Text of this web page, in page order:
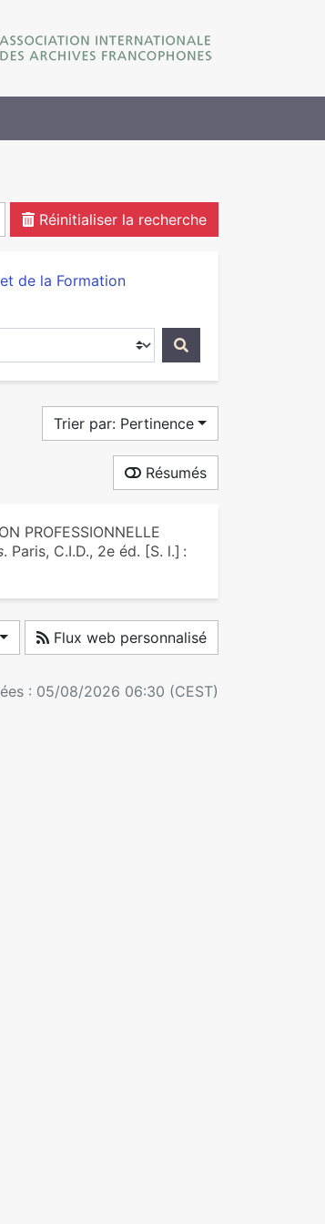
Réinitialiser la recherche
de la Formation
Trier par: Pertinence
Résumés
PROFESSIONNELLE
. Paris, C.I.D., 2e éd. [S. l.] :
Flux web personnalisé
: 05/08/2026 06:30 (CEST)